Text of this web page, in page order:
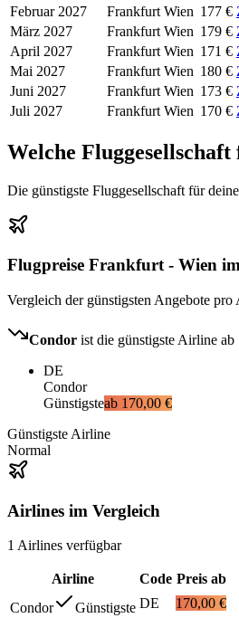
Februar 2027
Frankfurt Wien 177 €
März 2027
Frankfurt Wien 179 €
April 2027
Frankfurt Wien 171 €
Mai 2027
Frankfurt Wien 180 €
Juni 2027
Frankfurt Wien 173 €
Juli 2027
Frankfurt Wien 170 €
Welche
Die günstigste Fluggesellschaft für
Flugpreise Frankfurt - Wien
Vergleich der günstigsten Angebote pro
Condor ist die günstigste Airline ab
DE
Condor
Günstigsteab 170,00 €
Günstigste Airline
Normal
Airlines im Vergleich
1 Airlines verfügbar
Airline Code Preis ab
Condor
Günstigste DE
170,00 €